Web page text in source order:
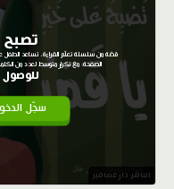
تصبح
الصفحة: مع تكرار متوسط لعدد من
للوصول
سجّل
الناشر: دار عصافير